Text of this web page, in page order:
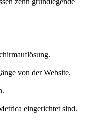
zehn grundlegende
von der Website.
eingerichtet sind.